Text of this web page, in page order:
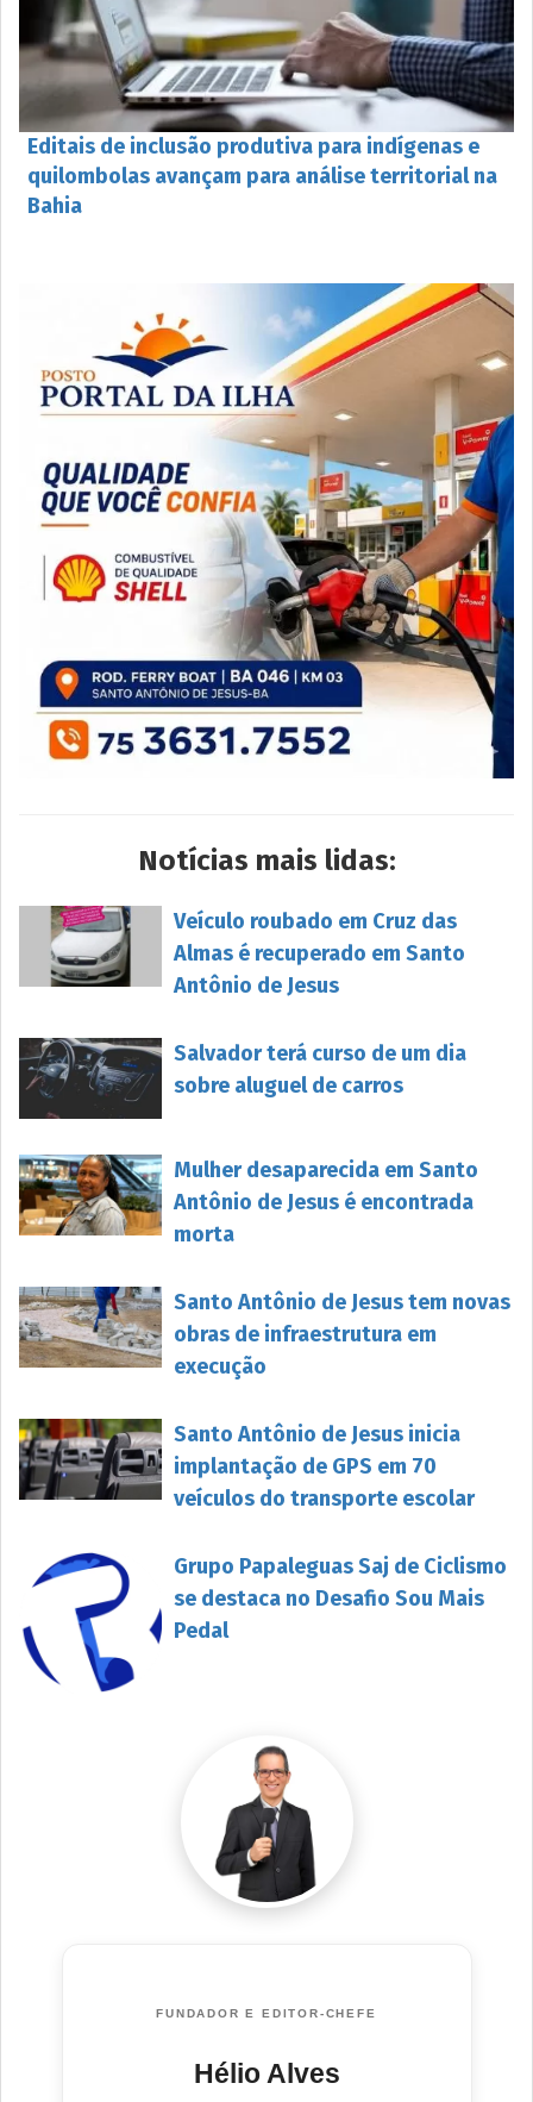
Editais de inclusão produtiva para indígenas e
quilombolas avançam para análise territorial na
Bahia
Notícias mais lidas:
Veículo roubado em Cruz das
Almas é recuperado em Santo
Antônio de Jesus
Salvador terá curso de um dia
sobre aluguel de carros
Mulher desaparecida em Santo
Antônio de Jesus é encontrada
morta
Santo Antônio de Jesus tem novas
obras de infraestrutura em
execução
Santo Antônio de Jesus inicia
implantação de GPS em 70
veículos do transporte escolar
Grupo Papaleguas Saj de Ciclismo
se destaca no Desafio Sou Mais
Pedal
FUNDADOR E EDITOR-CHEFE
Hélio Alves